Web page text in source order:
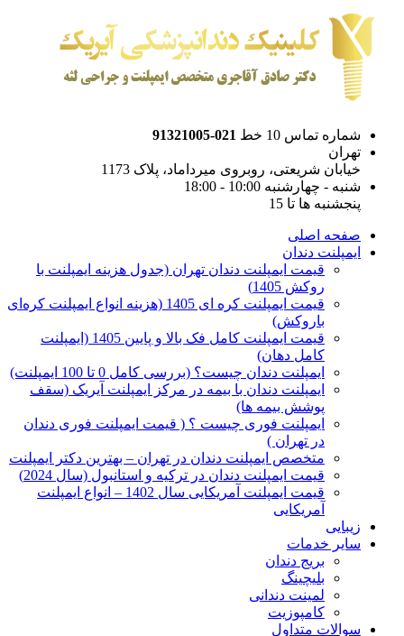
شماره تماس 10 خط
021-91321005
تهران
خیابان شریعتی، روبروی میرداماد، پلاک 1173
شنبه - چهارشنبه 10:00 - 18:00
پنجشنبه ها تا 15
صفحه اصلی
ایمپلنت دندان
قیمت ایمپلنت دندان تهران (جدول هزینه ایمپلنت با
روکش 1405)
قیمت ایمپلنت کره ای‌ 1405 (هزینه انواع ایمپلنت کره‌ای
با‌روکش)
قیمت ایمپلنت کامل فک بالا و پایین 1405 (ایمپلنت
کامل دهان)
ایمپلنت دندان چیست؟ (بررسی کامل 0 تا 100 ایمپلنت)
ایمپلنت دندان با بیمه در مرکز ایمپلنت آیریک (سقف
پوشش بیمه ها)
ایمپلنت فوری چیست ؟ ( قیمت ایمپلنت فوری دندان
در تهران )
متخصص ایمپلنت دندان در تهران – بهترین دکتر ایمپلنت
قیمت ایمپلنت دندان در ترکیه و استانبول (سال 2024)
قیمت ایمپلنت آمریکایی سال 1402 – انواع ایمپلنت
آمریکایی
زیبایی
سایر خدمات
بریج دندان
بلیچینگ
لمینت دندانی
کامپوزیت
سوالات متداول